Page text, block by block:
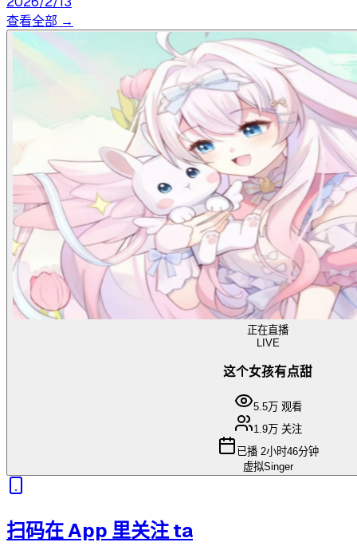
查看全部 →
正在直播
LIVE
这个女孩有点甜
5.5万 观看
1.9万 关注
已播 2小时46分钟
虚拟Singer
扫码在 App 里关注 ta